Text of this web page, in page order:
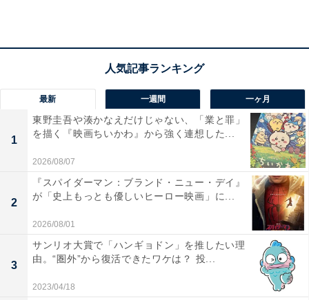
衝撃の半生がいま明かされるー#地獄に堕ちるわよ
#straighttohell pic.twitter.com/1hgNGdyJwO
— Netflix Japan | ネットフリックス (@NetflixJP)
April 27, 2026
筆者は、過去に働いていた放送局で、番組収録に訪れた
細木さんを何度も間近で見かけています。その経験から
見ても、戸田さんが演じる細木さんはかなり再現度が高
いと感じます。見た目が似ているわけでも、口調を大げ
さにまねしているわけでもないのですが、漂っている雰
囲気が全盛期の細木さんにそっくりなのです。
負のオーラもまとった細木さんを、戸田さんはセリフの
最新 一週間 一ヶ月
1
東野圭吾や湊かなえだけじゃない、「業と罪」
を描く『映画ちいかわ』から強く連想した...
2026/08/07
2
『スパイダーマン：ブランド・ニュー・デイ』
が「史上もっとも優しいヒーロー映画」に...
2026/08/01
3
サンリオ大賞で「ハンギョドン」を推したい理
由。“圏外”から復活できたワケは？ 投...
2023/04/18